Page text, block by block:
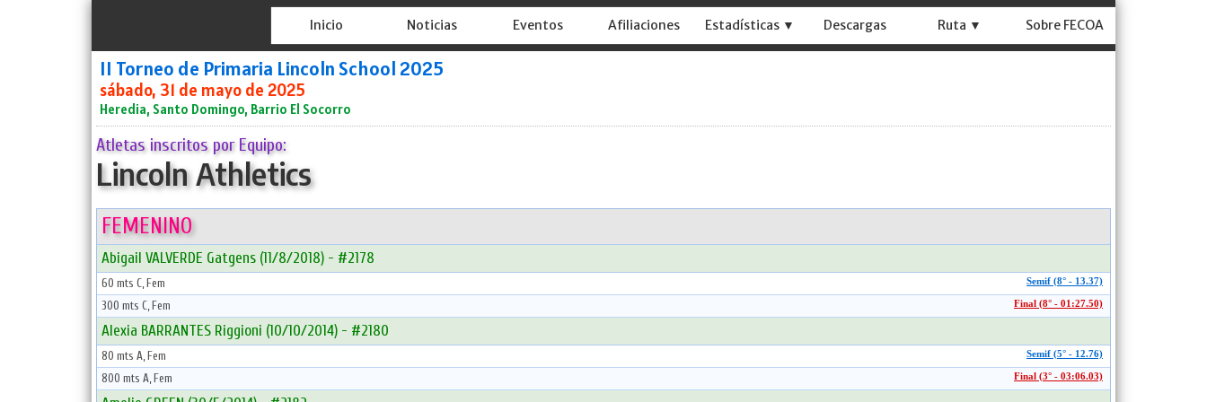
Inicio Noticias Eventos Afiliaciones Estadísticas ▼ Descargas Ruta ▼ Sobre FECOA
II Torneo de Primaria Lincoln School 2025
sábado, 31 de mayo de 2025
Heredia, Santo Domingo, Barrio El Socorro
Atletas inscritos por Equipo:
Lincoln Athletics
FEMENINO
Abigail VALVERDE Gatgens (11/8/2018) - #2178
60 mts C, Fem Semif (8° - 13.37)
300 mts C, Fem Final (8° - 01:27.50)
Alexia BARRANTES Riggioni (10/10/2014) - #2180
80 mts A, Fem Semif (5° - 12.76)
800 mts A, Fem Final (3° - 03:06.03)